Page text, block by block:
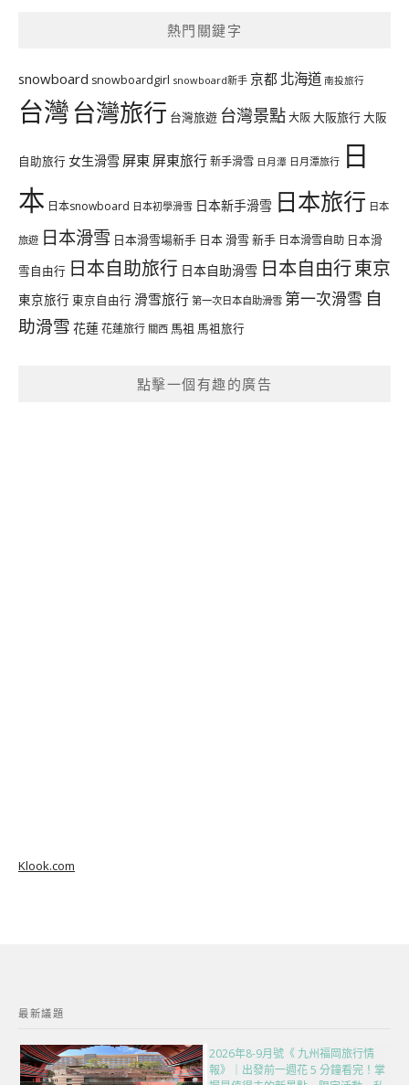
熱門關鍵字
snowboard snowboardgirl snowboard新手 京都 北海道 南投旅行
台灣台灣旅行 台灣旅遊 台灣景點大阪大阪旅行大阪
自助旅行 女生滑雪 屏東 屏東旅行新手滑雪 日月潭 日月潭旅行 日
本 日本snowboard 日本初學滑雪 日本新手滑雪 日本旅行 日本
旅遊 日本滑雪 日本滑雪場新手 日本 滑雪 新手 日本滑雪自助 日本滑
雪自由行 日本自助旅行 日本自助滑雪 日本自由行東京
東京旅行 東京自由行 滑雪旅行 第一次日本自助滑雪 第一次滑雪 自
助滑雪 花蓮花蓮旅行 關西 馬祖 馬祖旅行
點擊一個有趣的廣告
Klook.com
最新議題
2026年8-9月號《 九州福岡旅行情
報》｜出發前一週花 5 分鐘看完！掌